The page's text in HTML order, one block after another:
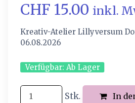
CHF 15.00 inkl.
Kreativ-Atelier Lillyversum
06.08.2026
Verfügbar: Ab Lager
Stk. In